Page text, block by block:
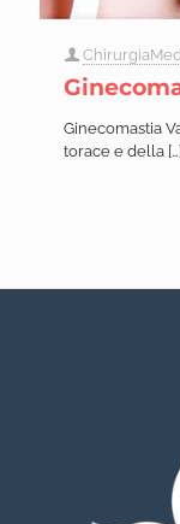
Ginecomastia
torace e della […]